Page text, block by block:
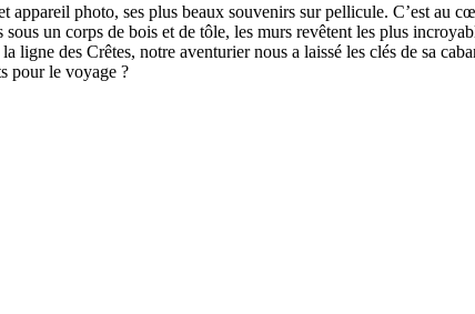
photo, ses plus beaux souvenirs sur pellicule. C’est au
un corps de bois et de tôle, les murs revêtent les plus
des Crêtes, notre aventurier nous a laissé les clés de sa
pour le voyage ?